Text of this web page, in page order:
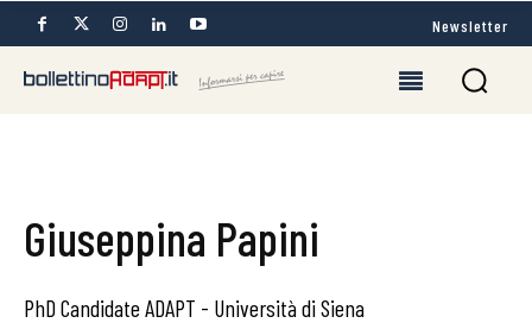
Newsletter
Giuseppina Papini
PhD Candidate ADAPT - Università di Siena